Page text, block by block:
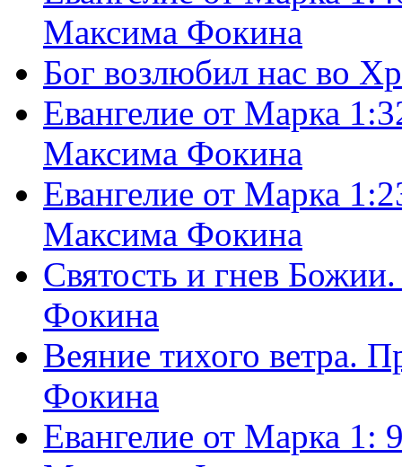
Максима Фокина
Бог возлюбил нас во
Евангелие от Марка
Максима Фокина
Евангелие от Марка
Максима Фокина
Святость и гнев
Фокина
Веяние тихого ветра.
Фокина
Евангелие от Марка 1: